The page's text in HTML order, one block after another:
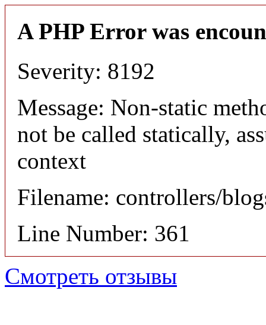
A PHP Error was
Severity: 8192
Message: Non-static
not be called statically,
context
Filename: controllers/
Line Number: 361
Смотреть отзывы